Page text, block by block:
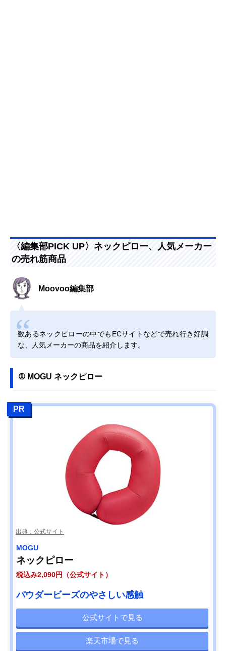
〈編集部PICK UP〉ネックピロー、人気メーカー
の売れ筋商品
Moovoo編集部
数あるネックピローの中でもECサイトなどで売れ行き好調
な、人気メーカーの商品を紹介します。
① MOGU ネックピロー
PR
出典：公式サイト
MOGU
ネックピロー
税込み2,090円（公式サイト）
パウダービーズのやさしい感触
公式サイトで見る
楽天市場で見る